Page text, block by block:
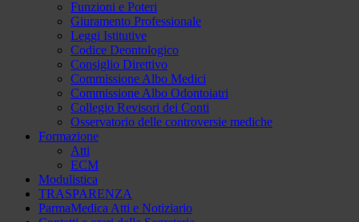
Funzioni e Poteri
Giuramento Professionale
Leggi Istitutive
Codice Deontologico
Consiglio Direttivo
Commissione Albo Medici
Commissione Albo Odontoiatri
Collegio Revisori dei Conti
Osservatorio delle controversie mediche
Formazione
Atti
ECM
Modulistica
TRASPARENZA
ParmaMedica Atti e Notiziario